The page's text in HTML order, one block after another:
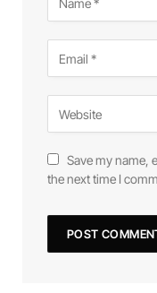
Save my name,
the next time I